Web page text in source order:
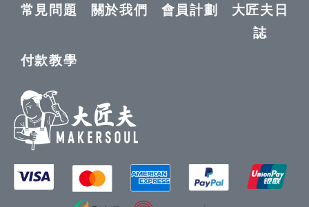
常見問題 關於我們 會員計劃
大匠夫日
誌
付款教學